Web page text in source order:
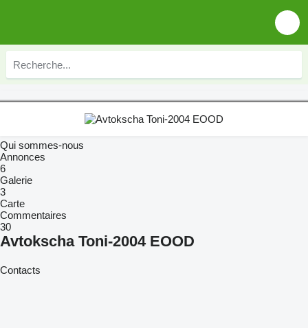
Qui sommes-nous
Annonces
6
Galerie
3
Carte
Commentaires
30
Avtokscha Toni-2004 EOOD
Contacts